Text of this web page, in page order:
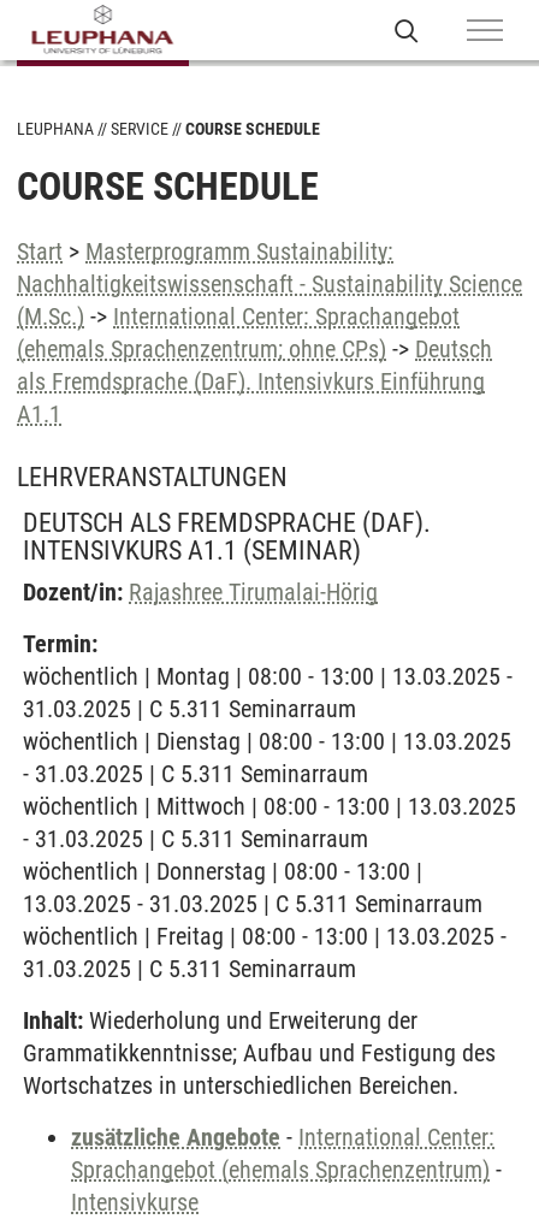
LEUPHANA SERVICE COURSE SCHEDULE
COURSE SCHEDULE
Start > Masterprogramm Sustainability:
Nachhaltigkeitswissenschaft - Sustainability Science
(M.Sc.) -> International Center: Sprachangebot
(ehemals Sprachenzentrum; ohne CPs) -> Deutsch
als Fremdsprache (DaF). Intensivkurs Einführung
A1.1
LEHRVERANSTALTUNGEN
DEUTSCH ALS FREMDSPRACHE (DAF).
INTENSIVKURS A1.1 (SEMINAR)
Dozent/in: Rajashree Tirumalai-Hörig
Termin:
wöchentlich | Montag | 08:00 - 13:00 | 13.03.2025 -
31.03.2025 | C 5.311 Seminarraum
wöchentlich | Dienstag | 08:00 - 13:00 | 13.03.2025
- 31.03.2025 | C 5.311 Seminarraum
wöchentlich | Mittwoch | 08:00 - 13:00 | 13.03.2025
- 31.03.2025 | C 5.311 Seminarraum
wöchentlich | Donnerstag | 08:00 - 13:00 |
13.03.2025 - 31.03.2025 | C 5.311 Seminarraum
wöchentlich | Freitag | 08:00 - 13:00 | 13.03.2025 -
31.03.2025 | C 5.311 Seminarraum
Inhalt: Wiederholung und Erweiterung der
Grammatikkenntnisse; Aufbau und Festigung des
Wortschatzes in unterschiedlichen Bereichen.
zusätzliche Angebote - International Center:
Sprachangebot (ehemals Sprachenzentrum) -
Intensivkurse